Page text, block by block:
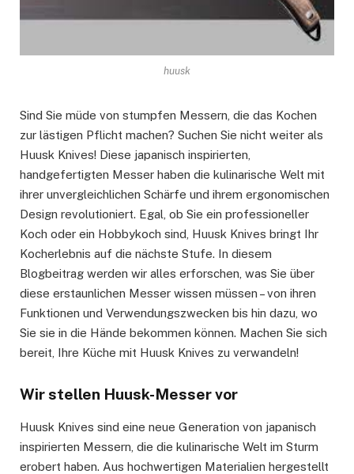
huusk
Sind Sie müde von stumpfen Messern, die das Kochen
zur lästigen Pflicht machen? Suchen Sie nicht weiter als
Huusk Knives! Diese japanisch inspirierten,
handgefertigten Messer haben die kulinarische Welt mit
ihrer unvergleichlichen Schärfe und ihrem ergonomischen
Design revolutioniert. Egal, ob Sie ein professioneller
Koch oder ein Hobbykoch sind, Huusk Knives bringt Ihr
Kocherlebnis auf die nächste Stufe. In diesem
Blogbeitrag werden wir alles erforschen, was Sie über
diese erstaunlichen Messer wissen müssen – von ihren
Funktionen und Verwendungszwecken bis hin dazu, wo
Sie sie in die Hände bekommen können. Machen Sie sich
bereit, Ihre Küche mit Huusk Knives zu verwandeln!
Wir stellen Huusk-Messer vor
Huusk Knives sind eine neue Generation von japanisch
inspirierten Messern, die die kulinarische Welt im Sturm
erobert haben. Aus hochwertigen Materialien hergestellt